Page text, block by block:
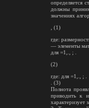
определяется
должны
значениях
, (1)
где:
— элементы
для =1,., ; .
(2)
где: для =1,., ; .
. (3)
Полнота
приводить к
характеризует